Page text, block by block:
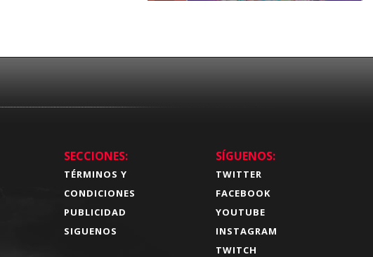
SECCIONES:
TÉRMINOS Y
CONDICIONES
PUBLICIDAD
SIGUENOS
SÍGUENOS:
TWITTER
FACEBOOK
YOUTUBE
INSTAGRAM
TWITCH